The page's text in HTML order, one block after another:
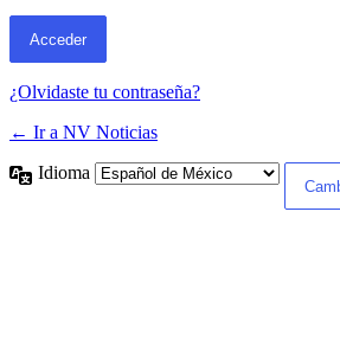
¿Olvidaste tu contraseña?
← Ir a NV Noticias
Idioma